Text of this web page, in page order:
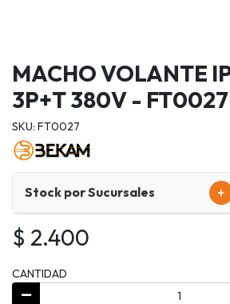
MACHO VOLANTE
3P+T 380V - FT0027
SKU: FT0027
Stock por Sucursales +
$ 2.400
CANTIDAD